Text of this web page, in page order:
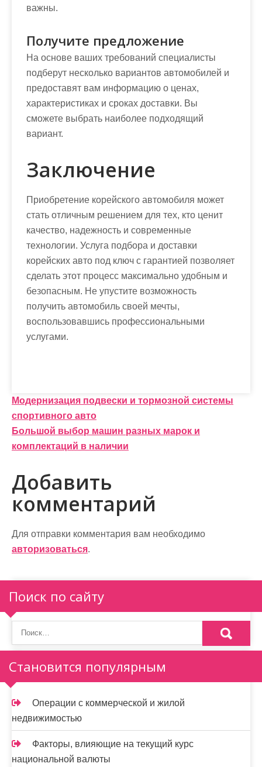
важны.
Получите предложение
На основе ваших требований специалисты
подберут несколько вариантов автомобилей и
предоставят вам информацию о ценах,
характеристиках и сроках доставки. Вы
сможете выбрать наиболее подходящий
вариант.
Заключение
Приобретение корейского автомобиля может
стать отличным решением для тех, кто ценит
качество, надежность и современные
технологии. Услуга подбора и доставки
корейских авто под ключ с гарантией позволяет
сделать этот процесс максимально удобным и
безопасным. Не упустите возможность
получить автомобиль своей мечты,
воспользовавшись профессиональными
услугами.
Н
а
в
и
г
а
ц
и
я
п
о
з
а
п
и
с
я
Модернизация подвески и тормозной системы
спортивного авто
Большой выбор машин разных марок и
комплектаций в наличии
Добавить
комментарий
Для отправки комментария вам необходимо
авторизоваться.
Поиск по сайту
Становится популярным
Операции с коммерческой и жилой
недвижимостью
Факторы, влияющие на текущий курс
национальной валюты